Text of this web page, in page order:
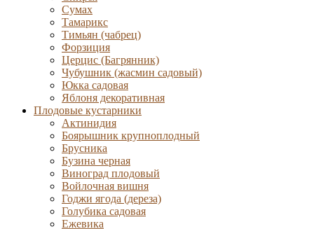
Сумах
Тамарикс
Тимьян (чабрец)
Форзиция
Церцис (Багрянник)
Чубушник (жасмин садовый)
Юкка садовая
Яблоня декоративная
Плодовые кустарники
Актинидия
Боярышник крупноплодный
Брусника
Бузина черная
Виноград плодовый
Войлочная вишня
Годжи ягода (дереза)
Голубика садовая
Ежевика